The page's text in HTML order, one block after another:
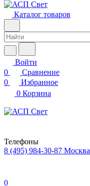
Каталог товаров
Войти
0
Сравнение
0
Избранное
0 Корзина
Телефоны
8 (495) 984-30-87 Москва
0